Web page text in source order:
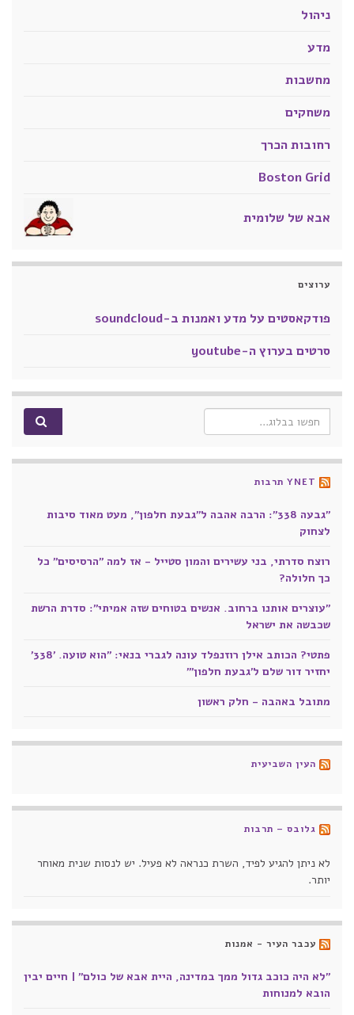
ניהול
מדע
מחשבות
משחקים
רחובות הכרך
Boston Grid
אבא של שלומית
ערוצים
פודקאסטים על מדע ואמנות ב-soundcloud
סרטים בערוץ ה-youtube
Search for:
YNET תרבות
"גבעה 338": הרבה אהבה ל"גבעת חלפון", מעט מאוד סיבות
לצחוק
רוצח סדרתי, בני עשירים והמון סטייל - אז למה "הרסיסים" כל
כך חלולה?
"עוצרים אותנו ברחוב. אנשים בטוחים שזה אמיתי": סדרת הרשת
שכבשה את ישראל
פתטי? הכותב אילן רוזנפלד עונה לגברי בנאי: "הוא טועה. '338'
יחזיר דור שלם ל'גבעת חלפון'"
מתובל באהבה - חלק ראשון
העין השביעית
גלובס – תרבות
לא ניתן להגיע לפיד, השרת כנראה לא פעיל. יש לנסות שנית מאוחר
יותר.
עכבר העיר - אמנות
"לא היה כוכב גדול ממך במדינה, היית אבא של כולם" | חיים יבין
הובא למנוחות